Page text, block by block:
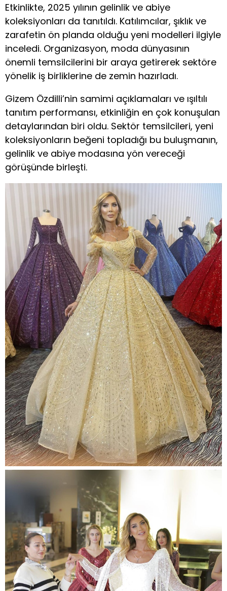
Etkinlikte, 2025 yılının gelinlik ve abiye
koleksiyonları da tanıtıldı. Katılımcılar, şıklık ve
zarafetin ön planda olduğu yeni modelleri ilgiyle
inceledi. Organizasyon, moda dünyasının
önemli temsilcilerini bir araya getirerek sektöre
yönelik iş birliklerine de zemin hazırladı.
Gizem Özdilli’nin samimi açıklamaları ve ışıltılı
tanıtım performansı, etkinliğin en çok konuşulan
detaylarından biri oldu. Sektör temsilcileri, yeni
koleksiyonların beğeni topladığı bu buluşmanın,
gelinlik ve abiye modasına yön vereceği
görüşünde birleşti.